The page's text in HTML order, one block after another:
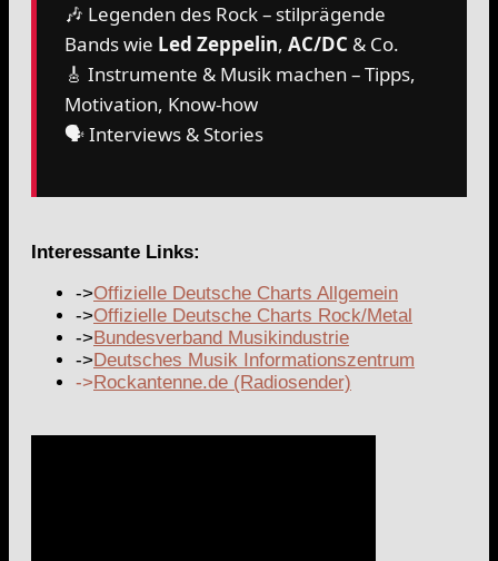
🎶 Legenden des Rock – stilprägende
Bands wie Led Zeppelin,AC/DC & Co.
🎸 Instrumente & Musik machen – Tipps,
Motivation, Know-how
🗣️ Interviews & Stories
Interessante Links:
->Offizielle Deutsche Charts Allgemein
->Offizielle Deutsche Charts Rock/Metal
->Bundesverband Musikindustrie
->Deutsches Musik Informationszentrum
->Rockantenne.de (Radiosender)